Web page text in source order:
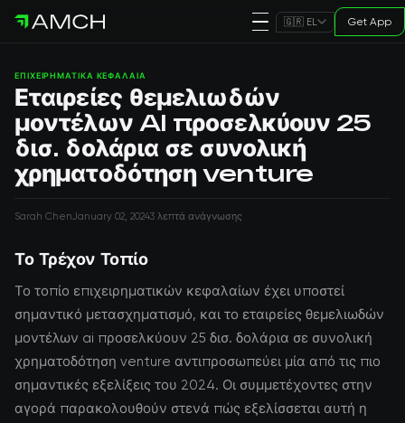
🇬🇷 EL Get App
ΕΠΙΧΕΙΡΗΜΑΤΙΚΆ ΚΕΦΆΛΑΙΑ
Εταιρείες θεμελιωδών
μοντέλων AI προσελκύουν 25
δισ. δολάρια σε συνολική
χρηματοδότηση venture
Sarah ChenJanuary 02, 20243 λεπτά ανάγνωσης
Το Τρέχον Τοπίο
Το τοπίο επιχειρηματικών κεφαλαίων έχει υποστεί
σημαντικό μετασχηματισμό, και το εταιρείες θεμελιωδών
μοντέλων ai προσελκύουν 25 δισ. δολάρια σε συνολική
χρηματοδότηση venture αντιπροσωπεύει μία από τις πιο
σημαντικές εξελίξεις του 2024. Οι συμμετέχοντες στην
αγορά παρακολουθούν στενά πώς εξελίσσεται αυτή η